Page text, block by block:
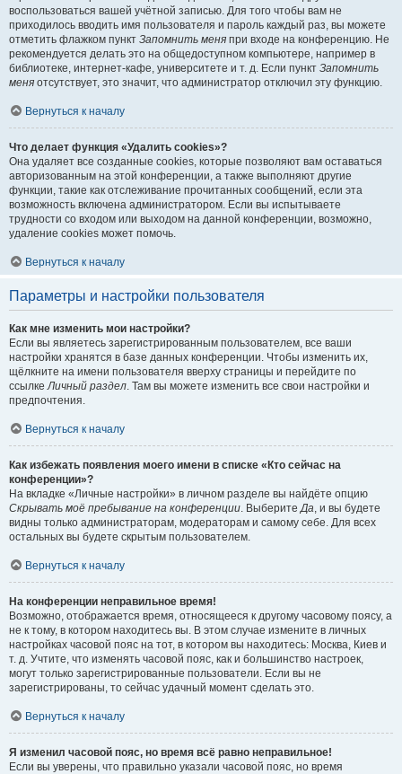
воспользоваться вашей учётной записью. Для того чтобы вам не
приходилось вводить имя пользователя и пароль каждый раз, вы можете
отметить флажком пункт Запомнить меня при входе на конференцию. Не
рекомендуется делать это на общедоступном компьютере, например в
библиотеке, интернет-кафе, университете и т. д. Если пункт Запомнить
меня отсутствует, это значит, что администратор отключил эту функцию.
Вернуться к началу
Что делает функция «Удалить cookies»?
Она удаляет все созданные cookies, которые позволяют вам оставаться
авторизованным на этой конференции, а также выполняют другие
функции, такие как отслеживание прочитанных сообщений, если эта
возможность включена администратором. Если вы испытываете
трудности со входом или выходом на данной конференции, возможно,
удаление cookies может помочь.
Вернуться к началу
Параметры и настройки пользователя
Как мне изменить мои настройки?
Если вы являетесь зарегистрированным пользователем, все ваши
настройки хранятся в базе данных конференции. Чтобы изменить их,
щёлкните на имени пользователя вверху страницы и перейдите по
ссылкеЛичный раздел. Там вы можете изменить все свои настройки и
предпочтения.
Вернуться к началу
Как избежать появления моего имени в списке «Кто сейчас на
конференции»?
На вкладке «Личные настройки» в личном разделе вы найдёте опцию
Скрывать моё пребывание на конференции. ВыберитеДа, и вы будете
видны только администраторам, модераторам и самому себе. Для всех
остальных вы будете скрытым пользователем.
Вернуться к началу
На конференции неправильное время!
Возможно, отображается время, относящееся к другому часовому поясу, а
не к тому, в котором находитесь вы. В этом случае измените в личных
настройках часовой пояс на тот, в котором вы находитесь: Москва, Киев и
т. д. Учтите, что изменять часовой пояс, как и большинство настроек,
могут только зарегистрированные пользователи. Если вы не
зарегистрированы, то сейчас удачный момент сделать это.
Вернуться к началу
Я изменил часовой пояс, но время всё равно неправильное!
Если вы уверены, что правильно указали часовой пояс, но время